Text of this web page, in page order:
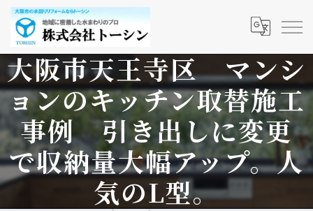
大阪市天王寺区 マンシ
ョンのキッチン取替施工
事例 引き出しに変更
で収納量大幅アップ。人
気のL型。